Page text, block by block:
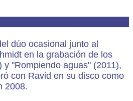
dúo ocasional junto al
en la grabación de los
y "Rompiendo aguas" (2011),
con Ravid en su disco como
2008.